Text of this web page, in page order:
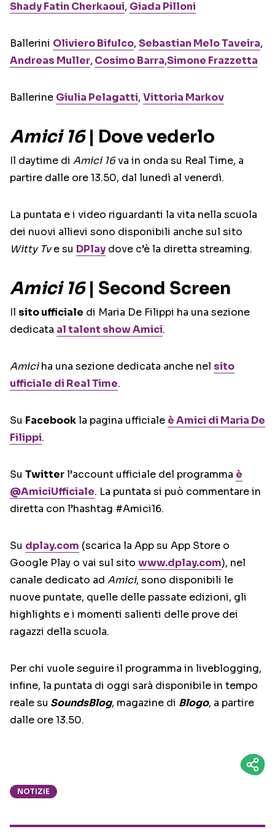
Shady Fatin Cherkaoui, Giada Pilloni
Ballerini Oliviero Bifulco, Sebastian Melo Taveira,
Andreas Muller, Cosimo Barra,Simone Frazzetta
Ballerine Giulia Pelagatti, Vittoria Markov
Amici 16| Dove vederlo
Il daytime di Amici 16va in onda su Real Time, a
partire dalle ore 13.50, dal lunedì al venerdì.
La puntata e i video riguardanti la vita nella scuola
dei nuovi allievi sono disponibili anche sul sito
Witty Tve su DPlay dove c’è la diretta streaming.
Amici 16| Second Screen
Il sito ufficiale di Maria De Filippi ha una sezione
dedicata al talent showAmici.
Amiciha una sezione dedicata anche nel sito
ufficiale di Real Time.
Su Facebookla pagina ufficiale è Amici di Maria De
Filippi.
Su Twitterl’account ufficiale del programma è
@AmiciUfficiale. La puntata si può commentare in
diretta con l’hashtag #Amici16.
Su dplay.com (scarica la App su App Store o
Google Play o vai sul sito www.dplay.com), nel
canale dedicato ad Amici, sono disponibili le
nuove puntate, quelle delle passate edizioni, gli
highlights e i momenti salienti delle prove dei
ragazzi della scuola.
Per chi vuole seguire il programma in liveblogging,
infine, la puntata di oggi sarà disponibile in tempo
reale su SoundsBlog, magazine di Blogo, a partire
dalle ore 13.50.
NOTIZIE